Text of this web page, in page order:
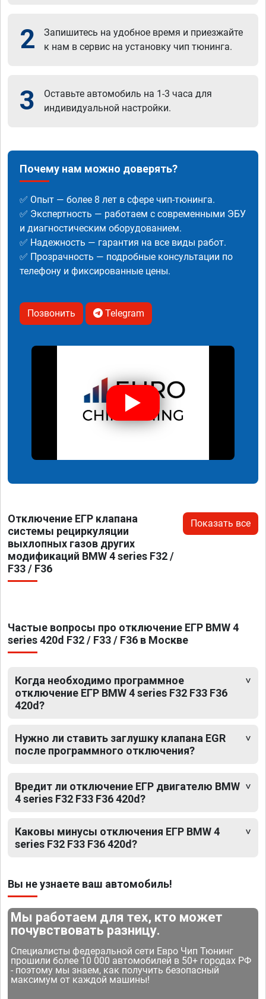
2
Запишитесь на удобное время и приезжайте
к нам в сервис на установку чип тюнинга.
3
Оставьте автомобиль на 1-3 часа для
индивидуальной настройки.
Почему нам можно доверять?
✅ Опыт — более 8 лет в сфере чип-тюнинга.
✅ Экспертность — работаем с современными ЭБУ
и диагностическим оборудованием.
✅ Надежность — гарантия на все виды работ.
✅ Прозрачность — подробные консультации по
телефону и фиксированные цены.
Позвонить Telegram
Отключение ЕГР клапана
системы рециркуляции
выхлопных газов других
модификаций BMW 4 series F32 /
F33 / F36
Показать все
Частые вопросы про отключение ЕГР BMW 4
series 420d F32 / F33 / F36 в Москве
Когда необходимо программное
отключение ЕГР BMW 4 series F32 F33 F36
420d?
Нужно ли ставить заглушку клапана EGR
после программного отключения?
Вредит ли отключение ЕГР двигателю BMW
4 series F32 F33 F36 420d?
Каковы минусы отключения ЕГР BMW 4
series F32 F33 F36 420d?
Вы не узнаете ваш автомобиль!
Мы работаем для тех, кто может
почувствовать разницу.
Специалисты федеральной сети Евро Чип Тюнинг
прошили более 10 000 автомобилей в 50+ городах РФ
- поэтому мы знаем, как получить безопасный
максимум от каждой машины!